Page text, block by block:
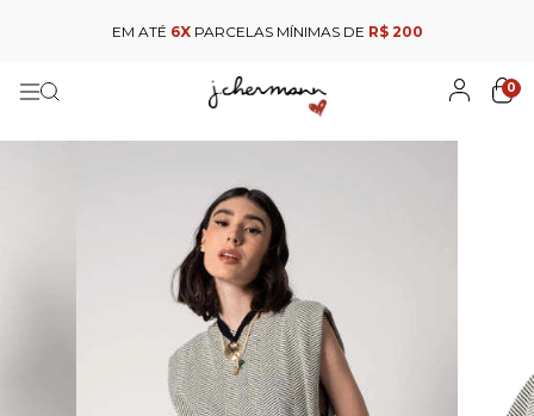
EM ATÉ 6XPARCELAS MÍNIMAS DE R$ 200
0